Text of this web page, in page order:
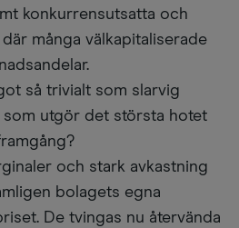
konkurrensutsatta och
många välkapitaliserade
så trivialt som slarvig
som utgör det största hotet
och stark avkastning
bolagets egna
De tvingas nu återvända